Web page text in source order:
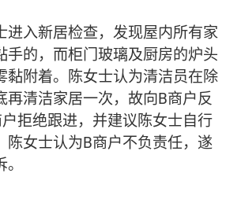
进入新居检查，发现屋内所有家
手的，而柜门玻璃及厨房的炉头
黏附着。陈女士认为清洁员在除
再清洁家居一次，故向B商户反
拒绝跟进，并建议陈女士自行
陈女士认为B商户不负责任，遂